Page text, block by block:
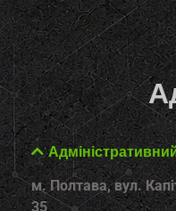
м. Полтава, вул.
35